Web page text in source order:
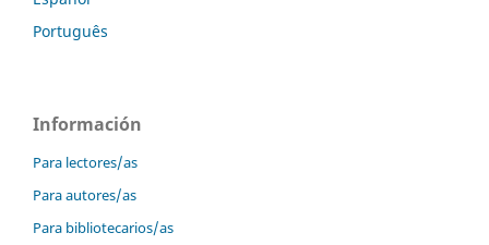
Português
Información
Para lectores/as
Para autores/as
Para bibliotecarios/as